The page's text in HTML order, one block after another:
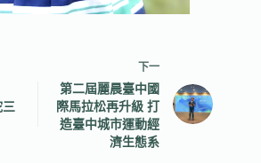
下一
第二屆麗晨臺中國
際馬拉松再升級 打
造臺中城市運動經
濟生態系